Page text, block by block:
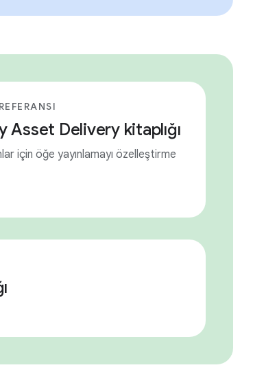
Asset Delivery kitaplığı
için öğe yayınlamayı özelleştirme